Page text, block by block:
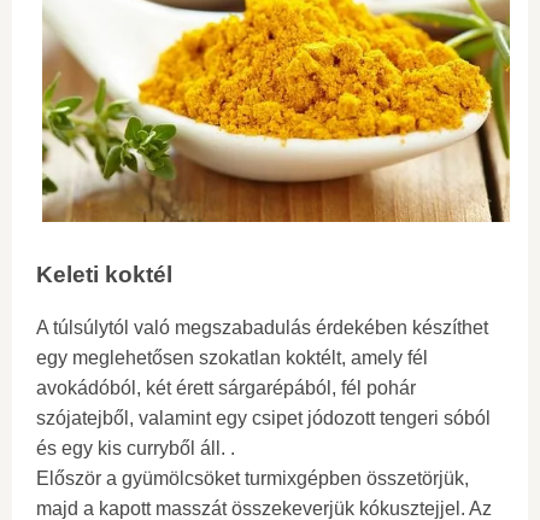
Keleti koktél
A túlsúlytól való megszabadulás érdekében készíthet
egy meglehetősen szokatlan koktélt, amely fél
avokádóból, két érett sárgarépából, fél pohár
szójatejből, valamint egy csipet jódozott tengeri sóból
és egy kis curryből áll. .
Először a gyümölcsöket turmixgépben összetörjük,
majd a kapott masszát összekeverjük kókusztejjel. Az